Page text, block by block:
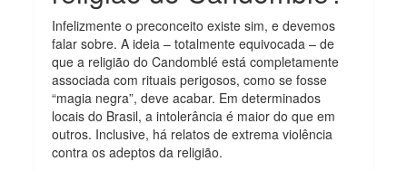
Infelizmente o preconceito existe sim, e devemos
falar sobre. A ideia – totalmente equivocada – de
que a religião do Candomblé está completamente
associada com rituais perigosos, como se fosse
“magia negra”, deve acabar. Em determinados
locais do Brasil, a intolerância é maior do que em
outros. Inclusive, há relatos de extrema violência
contra os adeptos da religião.